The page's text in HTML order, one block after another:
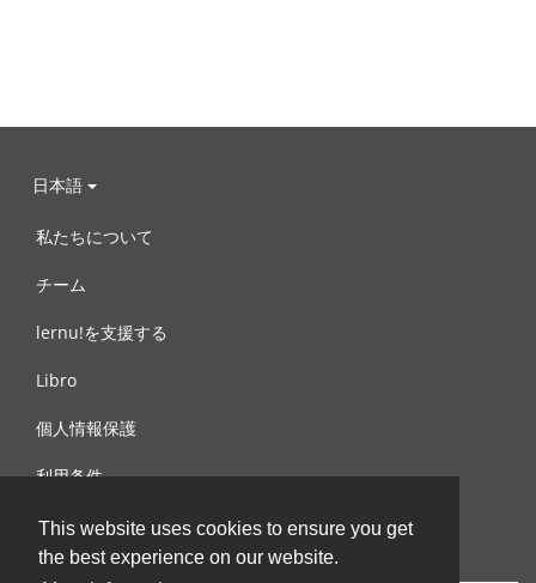
This website uses cookies to ensure you get
the best experience on our website.
日本語
私たちについて
チーム
lernu!を支援する
Libro
個人情報保護
利用条件
お問合せ